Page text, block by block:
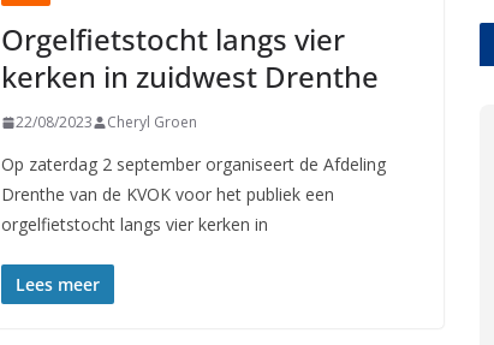
Orgelfietstocht langs vier
kerken in zuidwest Drenthe
22/08/2023 Cheryl Groen
Op zaterdag 2 september organiseert de Afdeling
Drenthe van de KVOK voor het publiek een
orgelfietstocht langs vier kerken in
Lees meer